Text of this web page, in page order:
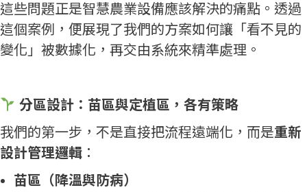
這些問題正是智慧農業設備應該解決的痛點。透過
這個案例，便展現了我們的方案如何讓「看不見的
變化」被數據化，再交由系統來精準處理。
分區設計：苗區與定植區，各有策略
我們的第一步，不是直接把流程遠端化，而是重新
設計管理邏輯 ：
苗區（降溫與防病）